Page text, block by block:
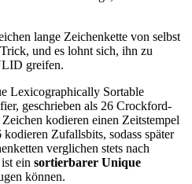
lange Zeichenkette von selbst
und es lohnt sich, ihn zu
greifen.
Lexicographically Sortable
geschrieben als 26 Crockford-
kodieren einen Zeitstempel
Zufallsbits, sodass später
verglichen stets nach
ein sortierbarer Unique
können.